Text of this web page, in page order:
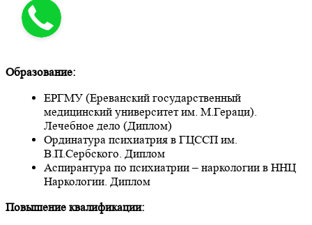
Образование:
ЕРГМУ (Ереванский государственный
медицинский университет им. М.Гераци).
Лечебное дело (Диплом)
Ординатура психиатрия в ГЦССП им.
В.П.Сербского. Диплом
Аспирантура по психиатрии – наркологии в ННЦ
Наркологии. Диплом
Повышение квалификации: